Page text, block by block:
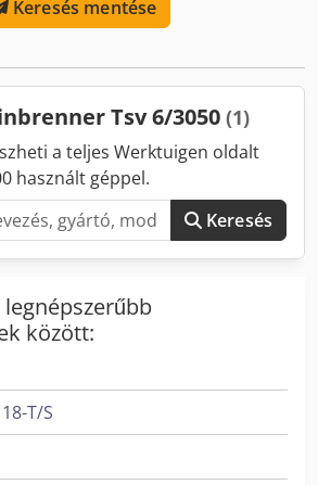
Keresés mentése
Tsv 6/3050 (1)
a teljes Werktuigen oldalt
használt géppel.
Keresés
között:
T/S